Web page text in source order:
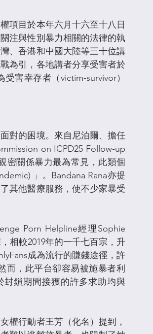
項目於本年六月十六至十八日
注與性別暴力相關的法律的執
、香港和中國大陸等三十位講
為引，各地講者分享受害者於
害幸存者（victim-survivor）
對的困境。來自尼泊爾、擔任
on ICPD25 Follow-up
密關係暴力最為常見，此類個
」。Bandana Rana亦提
其他醫療服務，使不少家暴受
Porn Helpline經理Sophie
相較2019年的一千七百宗，升
成為流行的賺錢途徑，許
而，此平台卻容易被施暴者利
鎖期間接獲的許多求助均與
權行動者王芳（化名）提到，